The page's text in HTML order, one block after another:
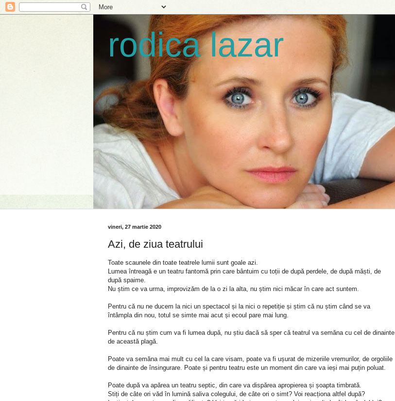
rodica lazar
vineri, 27 martie 2020
Azi, de ziua teatrului
Toate scaunele din toate teatrele lumii sunt goale azi.
Lumea întreagă e un teatru fantomă prin care bântuim cu toții de după perdele, de după măști, de
după spaime.
Nu știm ce va urma, improvizăm de la o zi la alta, nu știm nici măcar în care act suntem.
Pentru că nu ne ducem la nici un spectacol și la nici o repetiție și știm că nu știm când se va
întâmpla din nou, totul se simte mai acut și ecoul pare mai lung.
Pentru că nu știm cum va fi lumea după, nu știu dacă să sper că teatrul va semăna cu cel de dinainte
de această plagă.
Poate va semăna mai mult cu cel la care visam, poate va fi ușurat de mizeriile vremurilor, de orgoliile
de dinainte de însingurare. Poate și pentru teatru este un moment din care va ieși mai puțin poluat.
Poate după va apărea un teatru septic, din care va dispărea apropierea și șoapta timbrată.
Stiți de câte ori văd în lumină saliva colegului, de câte ori o simt? Voi reacționa altfel după?